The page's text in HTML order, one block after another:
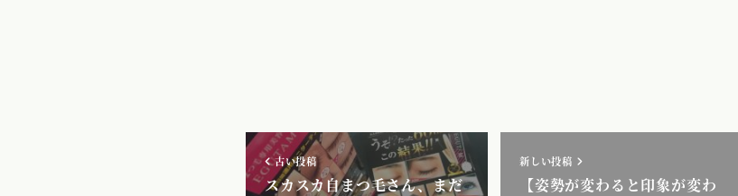
古い投稿
スカスカ自まつ毛さん、まだ
新しい投稿
【姿勢が変わると印象が変わ